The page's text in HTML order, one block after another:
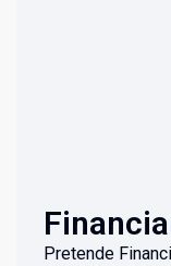
Pretende